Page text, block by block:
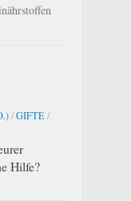
/GIFTE/
Hilfe?